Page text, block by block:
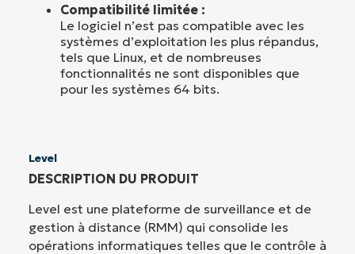
Compatibilité limitée :
Le logiciel n’est pas compatible avec les
systèmes d’exploitation les plus répandus,
tels que Linux, et de nombreuses
fonctionnalités ne sont disponibles que
pour les systèmes 64 bits.
Level
DESCRIPTION DU PRODUIT
Level est une plateforme de surveillance et de
gestion à distance (RMM) qui consolide les
opérations informatiques telles que le contrôle à